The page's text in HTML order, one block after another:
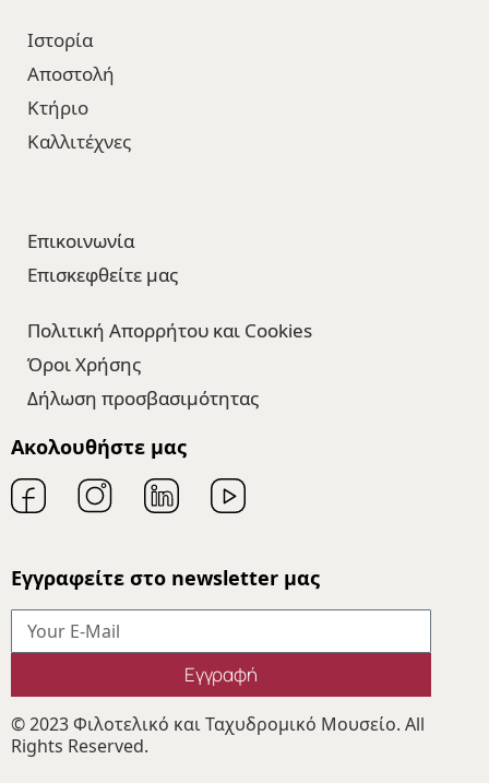
Ιστορία
Αποστολή
Κτήριο
Καλλιτέχνες
Επικοινωνία
Επισκεφθείτε μας​
Πολιτική Απορρήτου και Cookies
Όροι Χρήσης
Δήλωση προσβασιμότητας
Ακολουθήστε μας
Εγγραφείτε στο newsletter μας
Εγγραφή
© 2023 Φιλοτελικό και Ταχυδρομικό Μουσείο. All
Rights Reserved.